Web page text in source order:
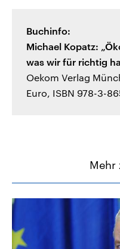
Buchinfo:
Michael Kopatz:
was wir für richtig
Oekom Verlag
Euro, ISBN 978-3-
Mehr